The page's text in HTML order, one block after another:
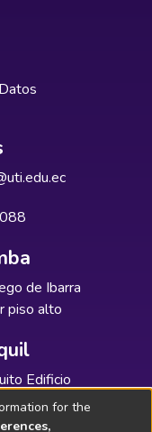
de Ibarra
piso alto
Edificio
baja
for the